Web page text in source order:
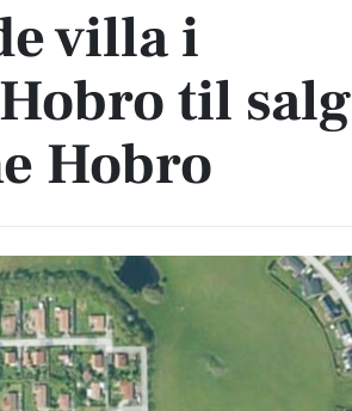
villa i
til salg
Hobro